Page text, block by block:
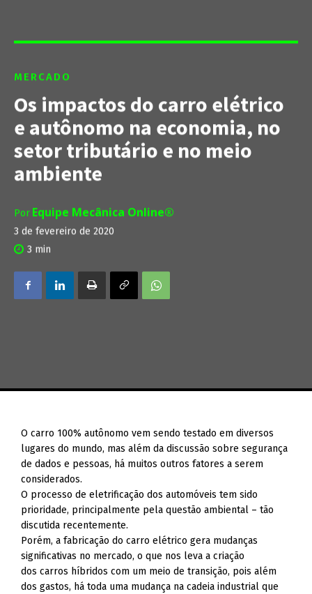
MERCADO
Os impactos do carro elétrico
e autônomo na economia, no
setor tributário e no meio
ambiente
Por Equipe Mecânica Online®
3 de fevereiro de 2020
3 min
O carro 100% autônomo vem sendo testado em diversos
lugares do mundo, mas além da discussão sobre segurança
de dados e pessoas, há muitos outros fatores a serem
considerados.
O processo de eletrificação dos automóveis tem sido
prioridade, principalmente pela questão ambiental – tão
discutida recentemente.
Porém, a fabricação do carro elétrico gera mudanças
significativas no mercado, o que nos leva a criação
dos carros híbridos com um meio de transição, pois além
dos gastos, há toda uma mudança na cadeia industrial que